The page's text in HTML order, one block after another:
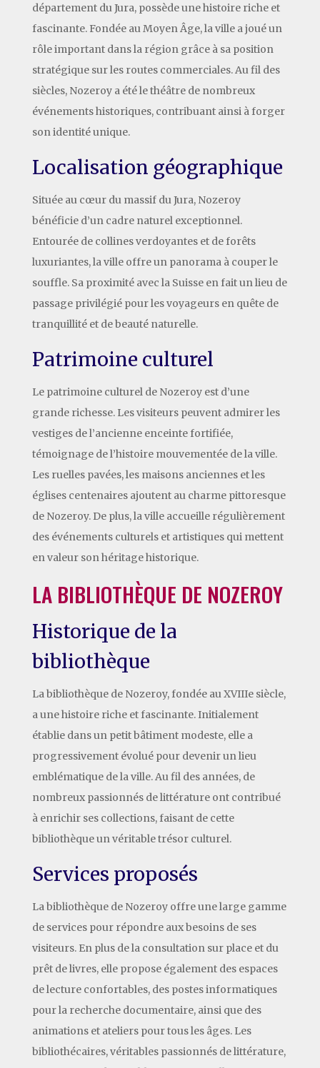
département du Jura, possède une histoire riche et
fascinante. Fondée au Moyen Âge, la ville a joué un
rôle important dans la région grâce à sa position
stratégique sur les routes commerciales. Au fil des
siècles, Nozeroy a été le théâtre de nombreux
événements historiques, contribuant ainsi à forger
son identité unique.
Localisation géographique
Située au cœur du massif du Jura, Nozeroy
bénéficie d’un cadre naturel exceptionnel.
Entourée de collines verdoyantes et de forêts
luxuriantes, la ville offre un panorama à couper le
souffle. Sa proximité avec la Suisse en fait un lieu de
passage privilégié pour les voyageurs en quête de
tranquillité et de beauté naturelle.
Patrimoine culturel
Le patrimoine culturel de Nozeroy est d’une
grande richesse. Les visiteurs peuvent admirer les
vestiges de l’ancienne enceinte fortifiée,
témoignage de l’histoire mouvementée de la ville.
Les ruelles pavées, les maisons anciennes et les
églises centenaires ajoutent au charme pittoresque
de Nozeroy. De plus, la ville accueille régulièrement
des événements culturels et artistiques qui mettent
en valeur son héritage historique.
LA BIBLIOTHÈQUE DE NOZEROY
Historique de la
bibliothèque
La bibliothèque de Nozeroy, fondée au XVIIIe siècle,
a une histoire riche et fascinante. Initialement
établie dans un petit bâtiment modeste, elle a
progressivement évolué pour devenir un lieu
emblématique de la ville. Au fil des années, de
nombreux passionnés de littérature ont contribué
à enrichir ses collections, faisant de cette
bibliothèque un véritable trésor culturel.
Services proposés
La bibliothèque de Nozeroy offre une large gamme
de services pour répondre aux besoins de ses
visiteurs. En plus de la consultation sur place et du
prêt de livres, elle propose également des espaces
de lecture confortables, des postes informatiques
pour la recherche documentaire, ainsi que des
animations et ateliers pour tous les âges. Les
bibliothécaires, véritables passionnés de littérature,